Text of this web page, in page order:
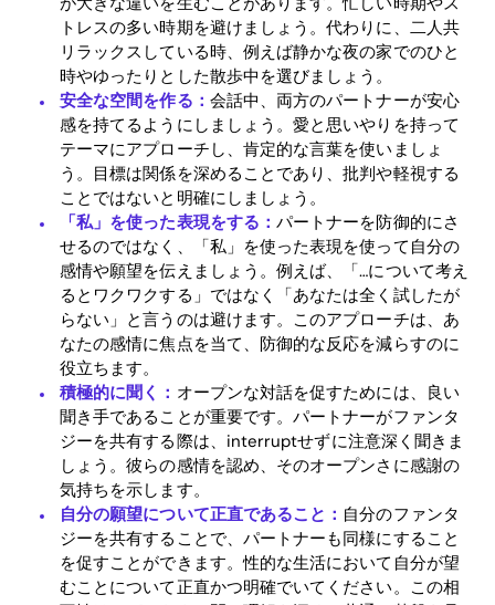
Home
Blog
Download
トレスの多い時期を避けましょう。代わりに、二人共
リラックスしている時、例えば静かな夜の家でのひと
時やゆったりとした散歩中を選びましょう。
安全な空間を作る： 会話中、両方のパートナーが安心
感を持てるようにしましょう。愛と思いやりを持って
テーマにアプローチし、肯定的な言葉を使いましょ
う。目標は関係を深めることであり、批判や軽視する
ことではないと明確にしましょう。
「私」を使った表現をする： パートナーを防御的にさ
せるのではなく、「私」を使った表現を使って自分の
感情や願望を伝えましょう。例えば、「…について考え
るとワクワクする」ではなく「あなたは全く試したが
らない」と言うのは避けます。このアプローチは、あ
なたの感情に焦点を当て、防御的な反応を減らすのに
役立ちます。
積極的に聞く： オープンな対話を促すためには、良い
聞き手であることが重要です。パートナーがファンタ
ジーを共有する際は、interruptせずに注意深く聞きま
しょう。彼らの感情を認め、そのオープンさに感謝の
気持ちを示します。
自分の願望について正直であること： 自分のファンタ
ジーを共有することで、パートナーも同様にすること
を促すことができます。性的な生活において自分が望
むことについて正直かつ明確でいてください。この相